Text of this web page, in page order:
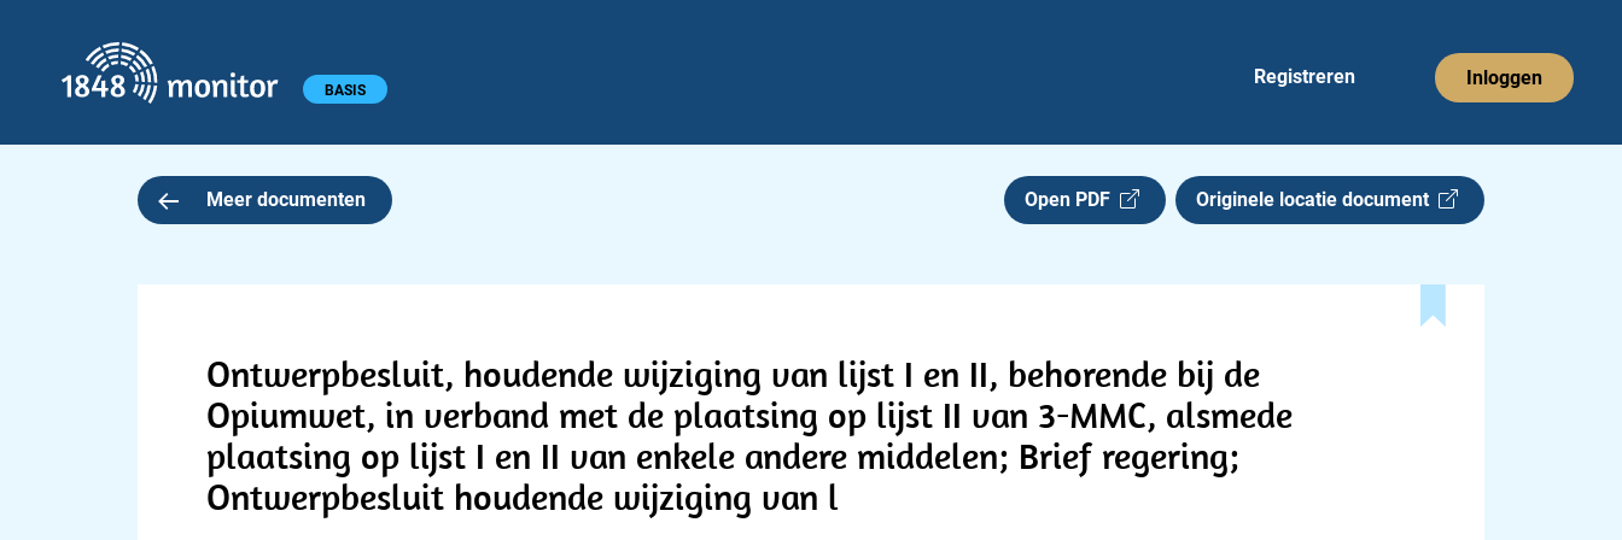
Hoofdmenu BASIS
Registreren Inloggen
Meer documenten Open PDF Originele locatie document
Ontwerpbesluit, houdende wijziging van lijst I en II, behorende bij de
Opiumwet, in verband met de plaatsing op lijst II van 3-MMC, alsmede
plaatsing op lijst I en II van enkele andere middelen; Brief regering;
Ontwerpbesluit houdende wijziging van l